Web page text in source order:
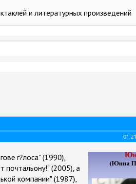
и литературных произведений
01:21
г?лоса" (1990),
почтальону!" (2005), а
компании" (1987),